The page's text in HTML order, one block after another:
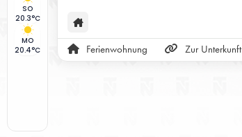
SO
20.3°C
MO
20.4°C
Ferienwohnungen bieten das ganze
Jahr über den perfekten Rückzugsort –
ob im Sommer zum Wandern und
Ferienwohnung Zur Unterkunft